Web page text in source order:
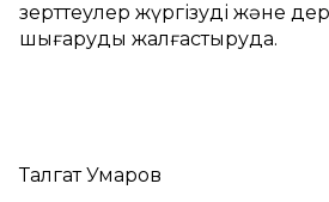
зерттеулер жүргізуді және
шығаруды жалғастыруда.
Талгат Умаров